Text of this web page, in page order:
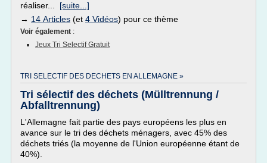
réaliser... [suite...]
→ 14 Articles (et 4 Vidéos) pour ce thème
Voir également :
Jeux Tri Selectif Gratuit
TRI SELECTIF DES DECHETS EN ALLEMAGNE »
Tri sélectif des déchets (Mülltrennung /
Abfalltrennung)
L'Allemagne fait partie des pays européens les plus en
avance sur le tri des déchets ménagers, avec 45% des
déchets triés (la moyenne de l'Union européenne étant de
40%).